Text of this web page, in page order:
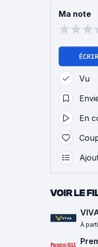
Ma note
Vu
En
VOIR LE
À